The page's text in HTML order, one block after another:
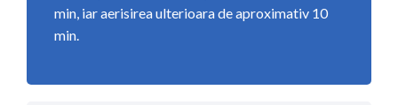
min, iar aerisirea ulterioara de aproximativ 10
min.